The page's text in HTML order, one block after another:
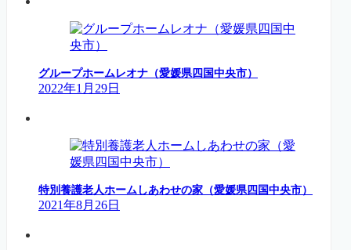
グループホームレオナ（愛媛県四国中央市）
2022年1月29日
特別養護老人ホームしあわせの家（愛媛県四国中央市）
2021年8月26日